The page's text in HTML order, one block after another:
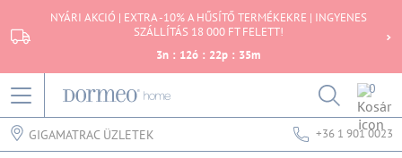
NYÁRI AKCIÓ | EXTRA -10% A HŰSÍTŐ TERMÉKEKRE | INGYENES
SZÁLLÍTÁS 18 000 FT FELETT!
3n : 12ó : 22p : 35m
0
GIGAMATRAC ÜZLETEK +36 1 901 0023